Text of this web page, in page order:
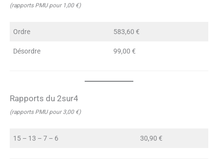
(rapports PMU pour 1,00 €)
Ordre 583,60 €
Désordre 99,00 €
Rapports du 2sur4
(rapports PMU pour 3,00 €)
15 – 13 – 7 – 6 30,90 €